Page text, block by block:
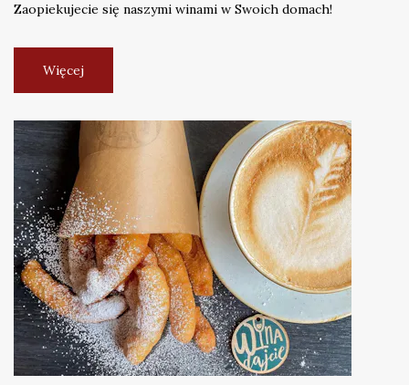
Zaopiekujecie się naszymi winami w Swoich domach!
Więcej